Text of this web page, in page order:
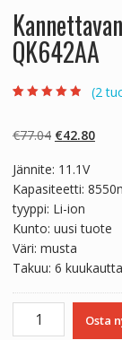
QK642AA
asiakkaan
(2
€77.04 Alkuperäinen
oli:
€77.04.
€42.80
Jännite: 11.1V
Kapasiteetti:
tyyppi: Li-ion
Kunto: uusi tuote
Väri: musta
Takuu: 6 kuukautta
Kannettavan
tietokoneen
Osta